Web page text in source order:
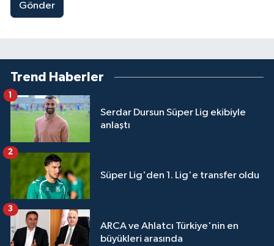
Gönder
Trend Haberler
Serdar Dursun Süper Lig ekibiyle
anlaştı
1
Süper Lig'den 1. Lig'e transfer oldu
2
ARCA ve Ahlatcı Türkiye'nin en
büyükleri arasında
3